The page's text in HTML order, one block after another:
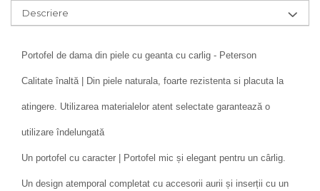
Descriere
Portofel de dama din piele cu geanta cu carlig - Peterson
Calitate înaltă | Din piele naturala, foarte rezistenta si placuta la
atingere. Utilizarea materialelor atent selectate garantează o
utilizare îndelungată
Un portofel cu caracter | Portofel mic și elegant pentru un cârlig.
Un design atemporal completat cu accesorii aurii și inserții cu un